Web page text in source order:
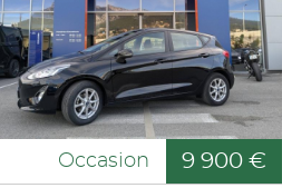
Occasion 9 900 €